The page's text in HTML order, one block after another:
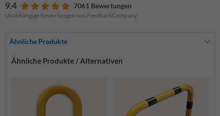
9.4 7061 Bewertungen
Unabhängige Bewertungen von FeedbackCompany
Ähnliche Produkte
Ähnliche Produkte / Alternativen